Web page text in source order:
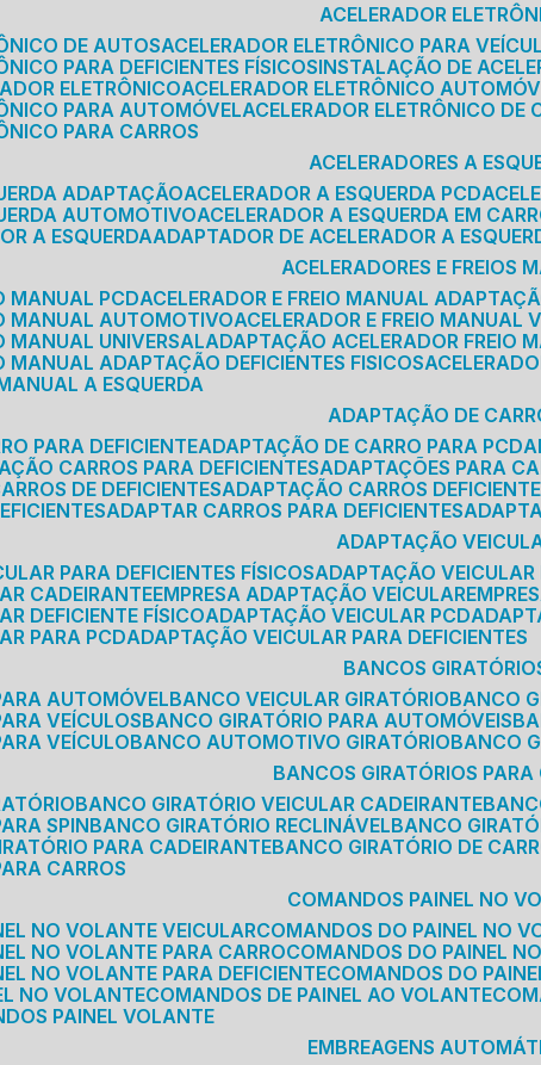
ACELERADOR
DE AUTOS ACELERADOR ELETRÔNICO PARA
PARA DEFICIENTES FÍSICOS INSTALAÇÃO DE
ELETRÔNICO ACELERADOR ELETRÔNICO
PARA AUTOMÓVEL ACELERADOR ELETRÔNICO DE
PARA CARROS
ACELERADORES A
ADAPTAÇÃO ACELERADOR A ESQUERDA PCD
AUTOMOTIVO ACELERADOR A ESQUERDA EM
A ESQUERDA
ADAPTADOR DE ACELERADOR A
ACELERADORES E FREIOS
MANUAL PCD ACELERADOR E FREIO MANUAL
MANUAL AUTOMOTIVO ACELERADOR E FREIO MANUAL
MANUAL UNIVERSAL
ADAPTAÇÃO ACELERADOR FREIO
MANUAL ADAPTAÇÃO DEFICIENTES FISICOS
A ESQUERDA
ADAPTAÇÃO DE
PARA DEFICIENTE
ADAPTAÇÃO DE CARRO PARA PCD
CARROS PARA DEFICIENTES
ADAPTAÇÕES PARA
DE DEFICIENTES
ADAPTAÇÃO CARROS
ADAPTAR CARROS PARA DEFICIENTES
ADAPTAÇÃO
PARA DEFICIENTES FÍSICOS
ADAPTAÇÃO
CADEIRANTE EMPRESA ADAPTAÇÃO VEICULAR
DEFICIENTE FÍSICO
ADAPTAÇÃO VEICULAR PCD
PARA PCD
ADAPTAÇÃO VEICULAR PARA DEFICIENTES
BANCOS
AUTOMÓVEL
BANCO VEICULAR GIRATÓRIO BANCO
VEÍCULOS
BANCO GIRATÓRIO PARA AUTOMÓVEIS
VEÍCULO
BANCO AUTOMOTIVO GIRATÓRIO BANCO
BANCOS GIRATÓRIOS PARA
BANCO GIRATÓRIO VEICULAR CADEIRANTE
SPIN
BANCO GIRATÓRIO RECLINÁVEL BANCO
PARA CADEIRANTE BANCO GIRATÓRIO DE
CARROS
COMANDOS PAINEL NO
NO VOLANTE VEICULAR
COMANDOS DO PAINEL NO
NO VOLANTE PARA CARRO
COMANDOS DO PAINEL
NO VOLANTE PARA DEFICIENTE
COMANDOS DO
NO VOLANTE
COMANDOS DE PAINEL AO VOLANTE
PAINEL VOLANTE
EMBREAGENS